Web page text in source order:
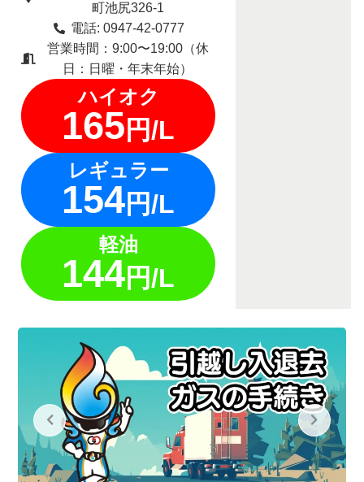
町池尻326-1
電話: 0947-42-0777
営業時間：9:00〜19:00（休
日：日曜・年末年始）
ハイオク
165 円/L
レギュラー
154円/L
軽油
144円/L